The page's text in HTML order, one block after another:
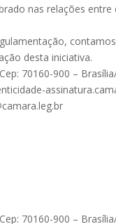
nas relações entre
contamos
desta iniciativa.
70160-900 –
70160-900 –